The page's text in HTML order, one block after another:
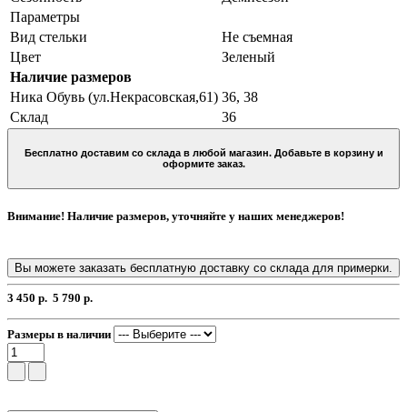
Параметры
Вид стельки
Не съемная
Цвет
Зеленый
Наличие размеров
Ника Обувь (ул.Некрасовская,61) 36, 38
Склад
36
Бесплатно доставим со склада в любой магазин. Добавьте в корзину и
оформите заказ.
Внимание! Наличие размеров, уточняйте у наших менеджеров!
Вы можете заказать бесплатную доставку со склада для примерки.
3 450 р. 5 790 р.
Размеры в наличии